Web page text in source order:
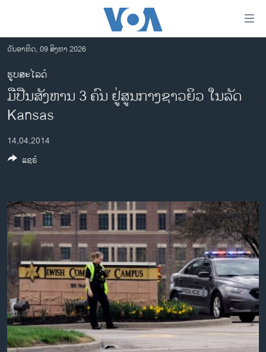
ເຂົ້າ
ຫາ
ຂ້າມ
ຂ້າມ
ຂ້າມ
ໄປ
ຫາ
ຊອກ
ລາວ
ອາເມຣິກາ
ຂ່າວ​ຈີນ
ອິດສະຫຼະພາບດ້ານການຂ່າວ
ຊີວິດຊາວລາວ
ຊຸມຊົນຊາວລາວ
ວິທະຍາສາດ-ເທັກໂນໂລຈີ
ທຸລະກິດ
ພາສາອັງກິດ
ວີດີໂອ
ວັນອາທິດ, 09 ສິງຫາ 2026
ຮູບສະໄລດ໌
ມືປືນສັງຫານ 3 ຄົນ ຢູ່ສູນກາງຊາວຍິວ ໃນລັດ
Kansas
14,04,2014
ແຊຣ໌